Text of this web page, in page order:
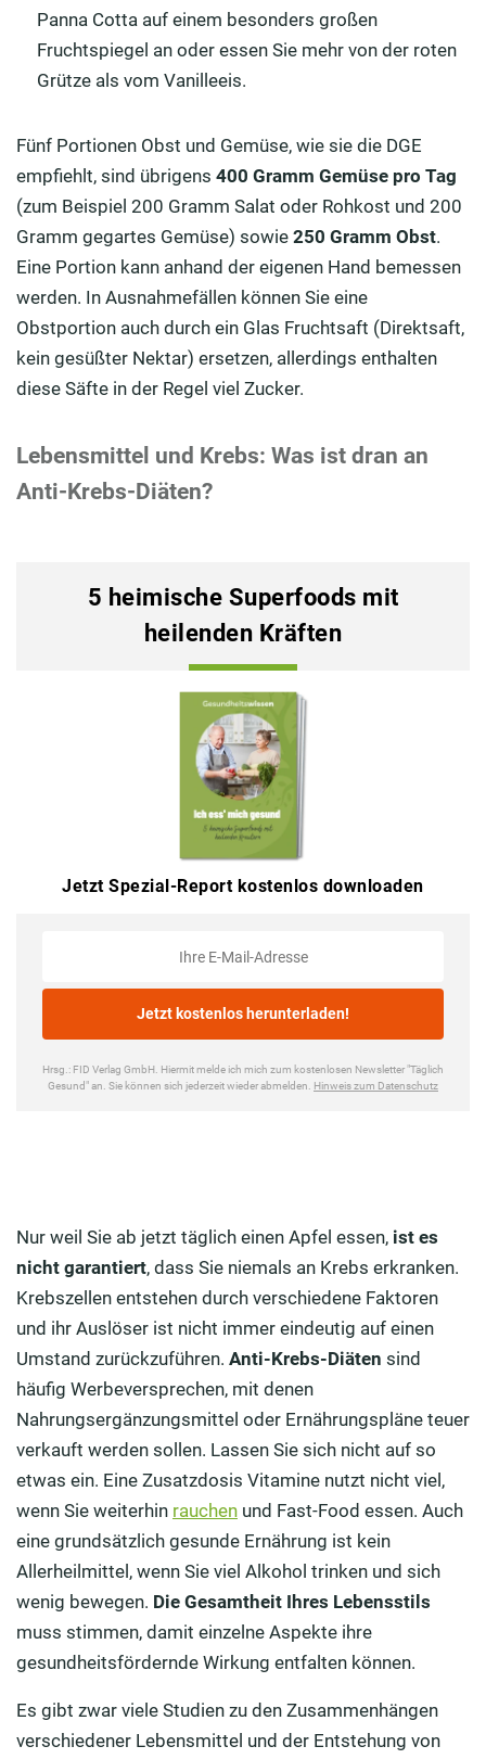
Panna Cotta auf einem besonders großen
Fruchtspiegel an oder essen Sie mehr von der roten
Grütze als vom Vanilleeis.
Fünf Portionen Obst und Gemüse, wie sie die DGE
empfiehlt, sind übrigens 400 Gramm Gemüse pro Tag
(zum Beispiel 200 Gramm Salat oder Rohkost und 200
Gramm gegartes Gemüse) sowie 250 Gramm Obst.
Eine Portion kann anhand der eigenen Hand bemessen
werden. In Ausnahmefällen können Sie eine
Obstportion auch durch ein Glas Fruchtsaft (Direktsaft,
kein gesüßter Nektar) ersetzen, allerdings enthalten
diese Säfte in der Regel viel Zucker.
Lebensmittel und Krebs: Was ist dran an
Anti-Krebs-Diäten?
Nur weil Sie ab jetzt täglich einen Apfel essen, ist es
nicht garantiert, dass Sie niemals an Krebs erkranken.
Krebszellen entstehen durch verschiedene Faktoren
und ihr Auslöser ist nicht immer eindeutig auf einen
Umstand zurückzuführen. Anti-Krebs-Diäten sind
häufig Werbeversprechen, mit denen
Nahrungsergänzungsmittel oder Ernährungspläne teuer
verkauft werden sollen. Lassen Sie sich nicht auf so
etwas ein. Eine Zusatzdosis Vitamine nutzt nicht viel,
wenn Sie weiterhin rauchen und Fast-Food essen. Auch
eine grundsätzlich gesunde Ernährung ist kein
Allerheilmittel, wenn Sie viel Alkohol trinken und sich
wenig bewegen. Die Gesamtheit Ihres Lebensstils
muss stimmen, damit einzelne Aspekte ihre
gesundheitsfördernde Wirkung entfalten können.
Es gibt zwar viele Studien zu den Zusammenhängen
verschiedener Lebensmittel und der Entstehung von